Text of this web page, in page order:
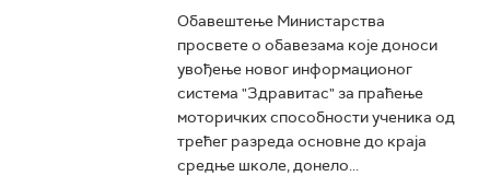
Обавештење Министарства
просвете о обавезама које доноси
увођење новог информационог
система "Здравитас" за праћење
моторичких способности ученика од
трећег разреда основне до краја
средње школе, донело...